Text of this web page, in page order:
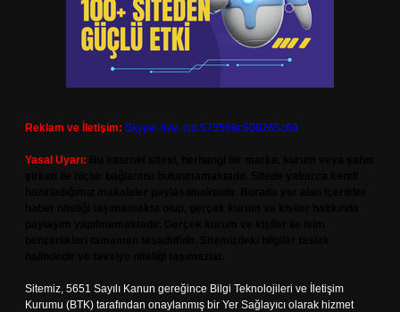
Reklam ve İletişim: Skype: live:.cid.575569c608265c69
Yasal Uyarı:
Sitemiz, 5651 Sayılı Kanun gereğince Bilgi Teknolojileri ve İletişim
Kurumu (BTK) tarafından onaylanmış bir Yer Sağlayıcı olarak hizmet